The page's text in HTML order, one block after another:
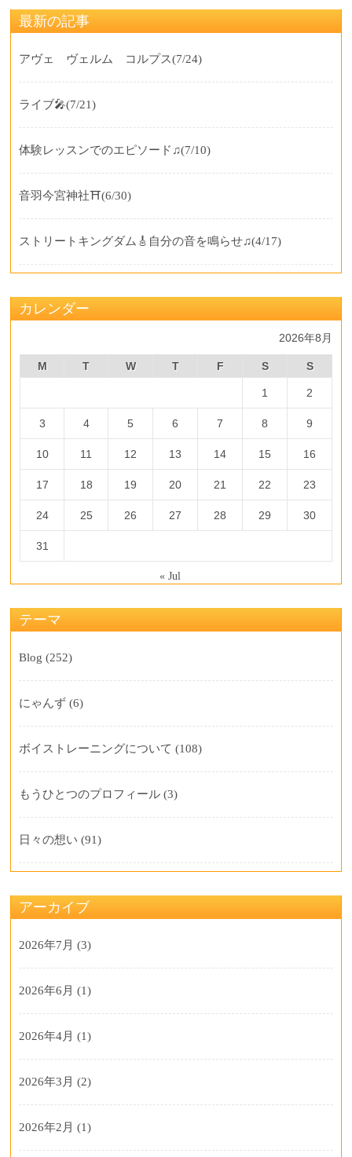
最新の記事
アヴェ ヴェルム コルプス(7/24)
ライブ🎤(7/21)
体験レッスンでのエピソード♫(7/10)
音羽今宮神社⛩️(6/30)
ストリートキングダム🎸自分の音を鳴らせ♫(4/17)
カレンダー
2026年8月
M T W T F S S
1 2
3 4 5 6 7 8 9
10 11 12 13 14 15 16
17 18 19 20 21 22 23
24 25 26 27 28 29 30
31
« Jul
テーマ
Blog (252)
にゃんず (6)
ボイストレーニングについて (108)
もうひとつのプロフィール (3)
日々の想い (91)
アーカイブ
2026年7月 (3)
2026年6月 (1)
2026年4月 (1)
2026年3月 (2)
2026年2月 (1)